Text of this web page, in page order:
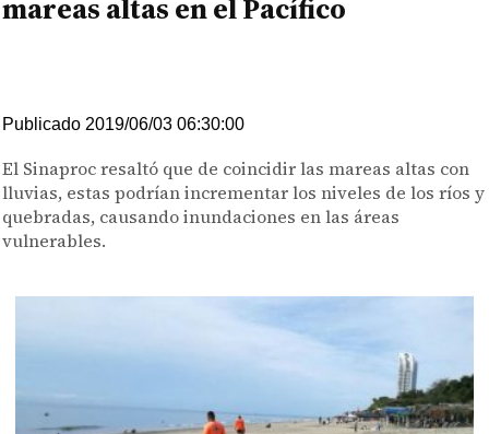
mareas altas en el Pacífico
Publicado 2019/06/03 06:30:00
El Sinaproc resaltó que de coincidir las mareas altas con
lluvias, estas podrían incrementar los niveles de los ríos y
quebradas, causando inundaciones en las áreas
vulnerables.